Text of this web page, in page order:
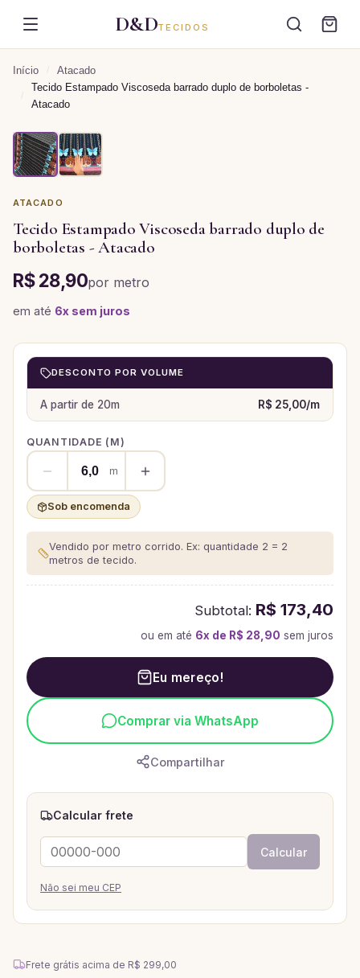
D&DTECIDOS
Início / Atacado
/
Tecido Estampado Viscoseda barrado duplo de borboletas -
Atacado
ATACADO
Tecido Estampado Viscoseda barrado duplo de
borboletas - Atacado
R$ 28,90por metro
em até 6x sem juros
DESCONTO POR VOLUME
A partir de 20m R$ 25,00/m
QUANTIDADE ( M)
m
Sob encomenda
Vendido por metro corrido. Ex: quantidade 2 = 2
metros de tecido.
Subtotal: R$ 173,40
ou em até 6x de R$ 28,90 sem juros
Eu mereço!
Comprar via WhatsApp
Compartilhar
Calcular frete
Calcular
Não sei meu CEP
Frete grátis acima de R$ 299,00